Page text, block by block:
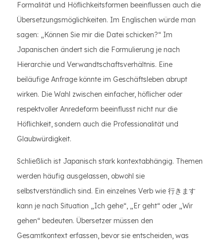
Formalität und Höflichkeitsformen beeinflussen auch die
Übersetzungsmöglichkeiten. Im Englischen würde man
sagen: „Können Sie mir die Datei schicken?“ Im
Japanischen ändert sich die Formulierung je nach
Hierarchie und Verwandtschaftsverhältnis. Eine
beiläufige Anfrage könnte im Geschäftsleben abrupt
wirken. Die Wahl zwischen einfacher, höflicher oder
respektvoller Anredeform beeinflusst nicht nur die
Höflichkeit, sondern auch die Professionalität und
Glaubwürdigkeit.
Schließlich ist Japanisch stark kontextabhängig. Themen
werden häufig ausgelassen, obwohl sie
selbstverständlich sind. Ein einzelnes Verb wie 行きます
kann je nach Situation „Ich gehe“, „Er geht“ oder „Wir
gehen“ bedeuten. Übersetzer müssen den
Gesamtkontext erfassen, bevor sie entscheiden, was